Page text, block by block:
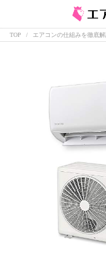
TOP エアコンの仕組みを徹底